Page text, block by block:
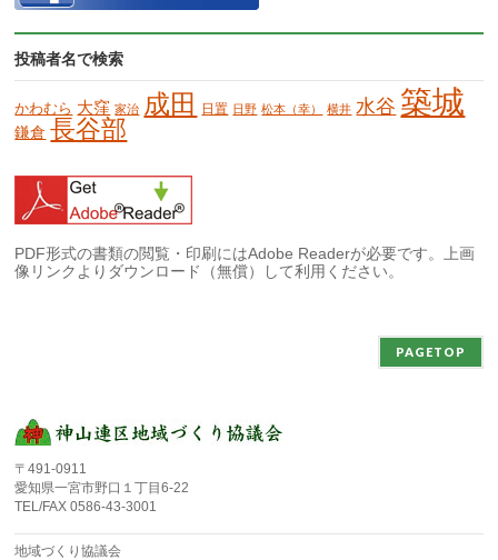
投稿者名で検索
かわむら 大窪 家治 成田 日置 日野 松本（幸） 横井 水谷 築城
鎌倉 長谷部
PDF形式の書類の閲覧・印刷にはAdobe Readerが必要です。上画
像リンクよりダウンロード（無償）して利用ください。
PAGETOP
〒491-0911
愛知県一宮市野口１丁目6-22
TEL/FAX 0586-43-3001
地域づくり協議会